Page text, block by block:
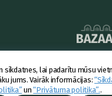
sīkdatnes, lai padarītu mūsu
jums. Vairāk informācijas:
un“Privātuma politika”..